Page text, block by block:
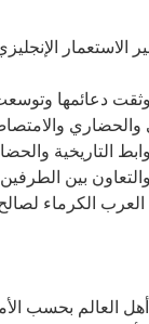
توثقت دعائمها
والحضاري
بين
الكرماء
العالم بحسب